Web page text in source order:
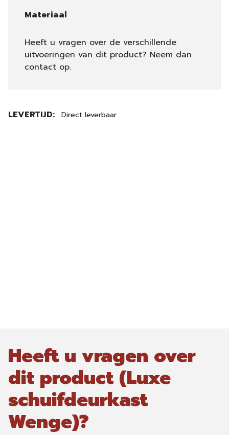
Materiaal
Heeft u vragen over de verschillende
uitvoeringen van dit product? Neem dan
contact op.
LEVERTIJD: Direct leverbaar
Heeft u vragen over
dit product (Luxe
schuifdeurkast
Wenge)?